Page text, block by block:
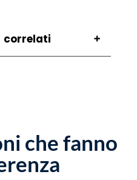
correlati
A Windows
A Windows 11
che fanno